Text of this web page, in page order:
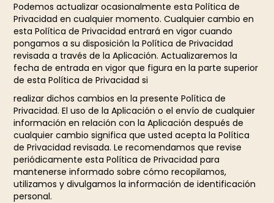
Podemos actualizar ocasionalmente esta Política de
Privacidad en cualquier momento. Cualquier cambio en
esta Política de Privacidad entrará en vigor cuando
pongamos a su disposición la Política de Privacidad
revisada a través de la Aplicación. Actualizaremos la
fecha de entrada en vigor que figura en la parte superior
de esta Política de Privacidad si
realizar dichos cambios en la presente Política de
Privacidad. El uso de la Aplicación o el envío de cualquier
información en relación con la Aplicación después de
cualquier cambio significa que usted acepta la Política
de Privacidad revisada. Le recomendamos que revise
periódicamente esta Política de Privacidad para
mantenerse informado sobre cómo recopilamos,
utilizamos y divulgamos la información de identificación
personal.